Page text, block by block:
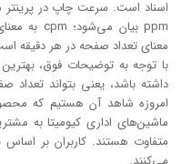
معنای تعداد صفحه در هر دقیقه
با توجه به توضیحات فوق،
داشته باشد، یعنی بتواند
امروزه شاهد آن هستیم که
ماشین‌های اداری کیومیتا به
متفاوت هستند. کاربران بر اساس